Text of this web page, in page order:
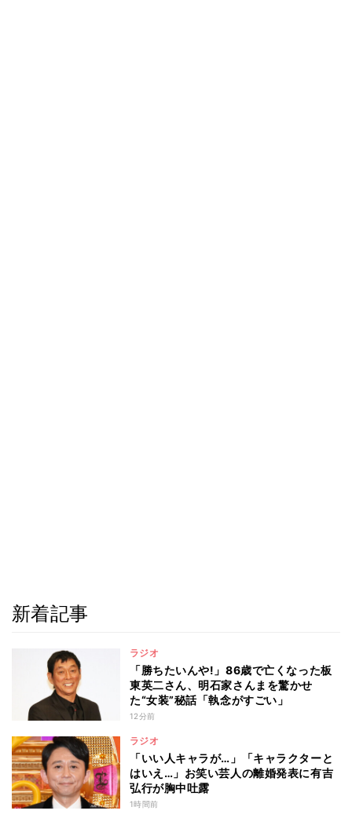
新着記事
ラジオ
「勝ちたいんや!」86歳で亡くなった板
東英二さん、明石家さんまを驚かせ
た“女装”秘話「執念がすごい」
12分前
ラジオ
「いい人キャラが…」「キャラクターと
はいえ…」お笑い芸人の離婚発表に有吉
弘行が胸中吐露
1時間前